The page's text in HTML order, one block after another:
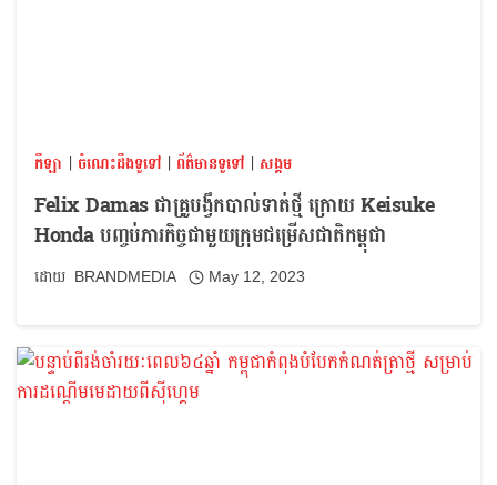
កីឡា | ចំណេះដឹងទូទៅ | ព័ត៌មានទូទៅ | សង្គម
Felix Damas ជាគ្រូបង្វឹកបាល់ទាត់ថ្មី ក្រោយ Keisuke
Honda បញ្ចប់ភារកិច្ចជាមួយក្រុមជម្រើសជាតិកម្ពុជា
BRANDMEDIA May 12, 2023